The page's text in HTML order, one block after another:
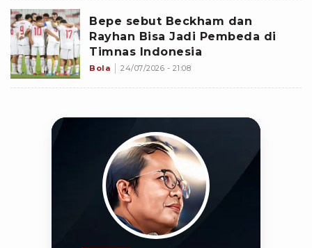
Bepe sebut Beckham dan
Rayhan Bisa Jadi Pembeda di
Timnas Indonesia
Bola 24/07/2026 - 21:08